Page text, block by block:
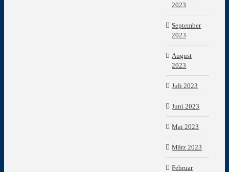
2023
September
2023
August
2023
Juli 2023
Juni 2023
Mai 2023
März 2023
Februar